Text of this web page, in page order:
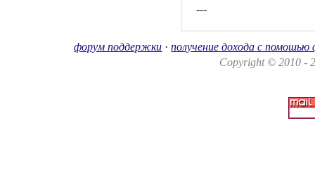
---
форум поддержки ·получение дохода с помошью
Copyright © 2010 -